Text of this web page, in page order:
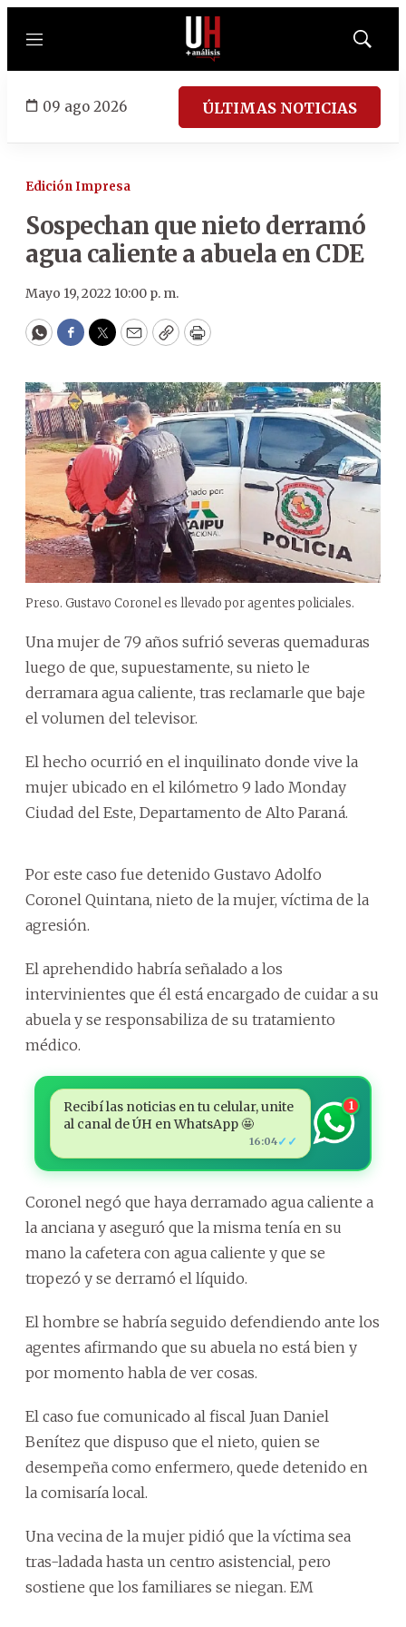
Menú
Mostrar
09 ago 2026 ÚLTIMAS NOTICIAS
Edición Impresa
Sospechan que nieto derramó
agua caliente a abuela en CDE
Mayo 19, 2022 10:00 p. m.
WhatsApp
Facebook
Twitter
EmailCopyPrint
Preso. Gustavo Coronel es llevado por agentes policiales.
Una mujer de 79 años sufrió severas quemaduras
luego de que, supuestamente, su nieto le
derramara agua caliente, tras reclamarle que baje
el volumen del televisor.
El hecho ocurrió en el inquilinato donde vive la
mujer ubicado en el kilómetro 9 lado Monday
Ciudad del Este, Departamento de Alto Paraná.
Por este caso fue detenido Gustavo Adolfo
Coronel Quintana, nieto de la mujer, víctima de la
agresión.
El aprehendido habría señalado a los
intervinientes que él está encargado de cuidar a su
abuela y se responsabiliza de su tratamiento
médico.
Recibí las noticias en tu celular, unite
al canal de ÚH en WhatsApp 🤩
16:04✓✓
1
Coronel negó que haya derramado agua caliente a
la anciana y aseguró que la misma tenía en su
mano la cafetera con agua caliente y que se
tropezó y se derramó el líquido.
El hombre se habría seguido defendiendo ante los
agentes afirmando que su abuela no está bien y
por momento habla de ver cosas.
El caso fue comunicado al fiscal Juan Daniel
Benítez que dispuso que el nieto, quien se
desempeña como enfermero, quede detenido en
la comisaría local.
Una vecina de la mujer pidió que la víctima sea
tras-ladada hasta un centro asistencial, pero
sostiene que los familiares se niegan. EM